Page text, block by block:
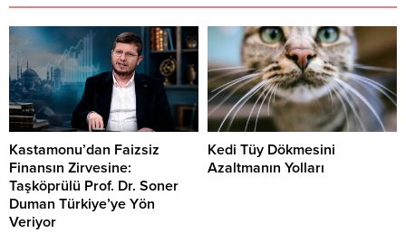
Kastamonu’dan Faizsiz
Finansın Zirvesine:
Taşköprülü Prof. Dr. Soner
Duman Türkiye’ye Yön
Veriyor
Kedi Tüy Dökmesini
Azaltmanın Yolları